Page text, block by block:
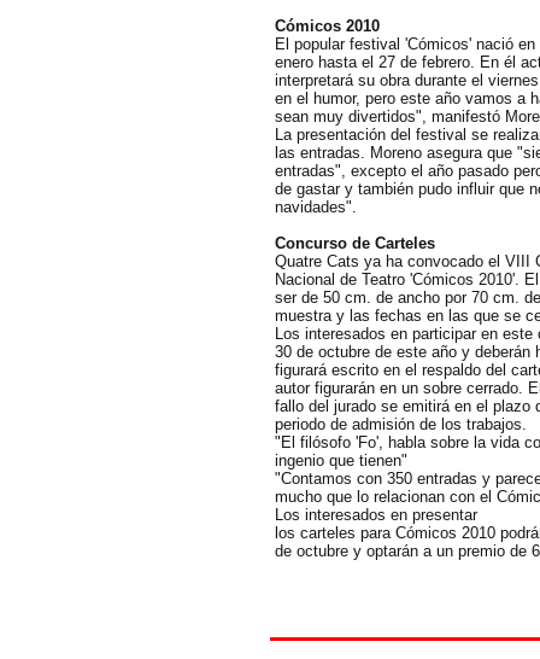
Cómicos 2010
El popular festival 'Cómicos' nació
enero hasta el 27 de febrero. En él
interpretará su obra durante el
en el humor, pero este año vamos a
sean muy divertidos", manifestó
La presentación del festival se
las entradas. Moreno asegura que
entradas", excepto el año pasado
de gastar y también pudo influir que
navidades".
Concurso de Carteles
Quatre Cats ya ha convocado el VIII
Nacional de Teatro 'Cómicos 2010'.
ser de 50 cm. de ancho por 70 cm.
muestra y las fechas en las que se
Los interesados en participar en
30 de octubre de este año y
figurará escrito en el respaldo del
autor figurarán en un sobre cerrado.
fallo del jurado se emitirá en el
periodo de admisión de los trabajos.
"El filósofo 'Fo', habla sobre la vida
ingenio que tienen"
"Contamos con 350 entradas y
mucho que lo relacionan con el
Los interesados en presentar
los carteles para Cómicos 2010
de octubre y optarán a un premio de